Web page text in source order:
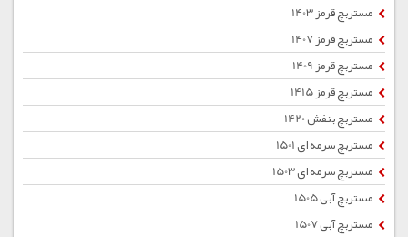
مستربچ قرمز 1403
مستربچ قرمز 1407
مستربچ قرمز 1409
مستربچ قرمز 1415
مستربچ بنفش 1420
مستربچ سرمه ای 1501
مستربچ سرمه ای 1503
مستربچ آبی 1505
مستربچ آبی 1507